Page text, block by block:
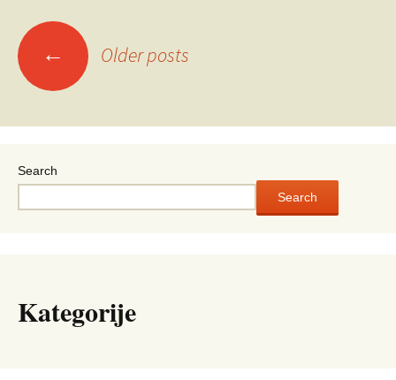
Posts
navigation
← Older posts
Search
Search
Kategorije